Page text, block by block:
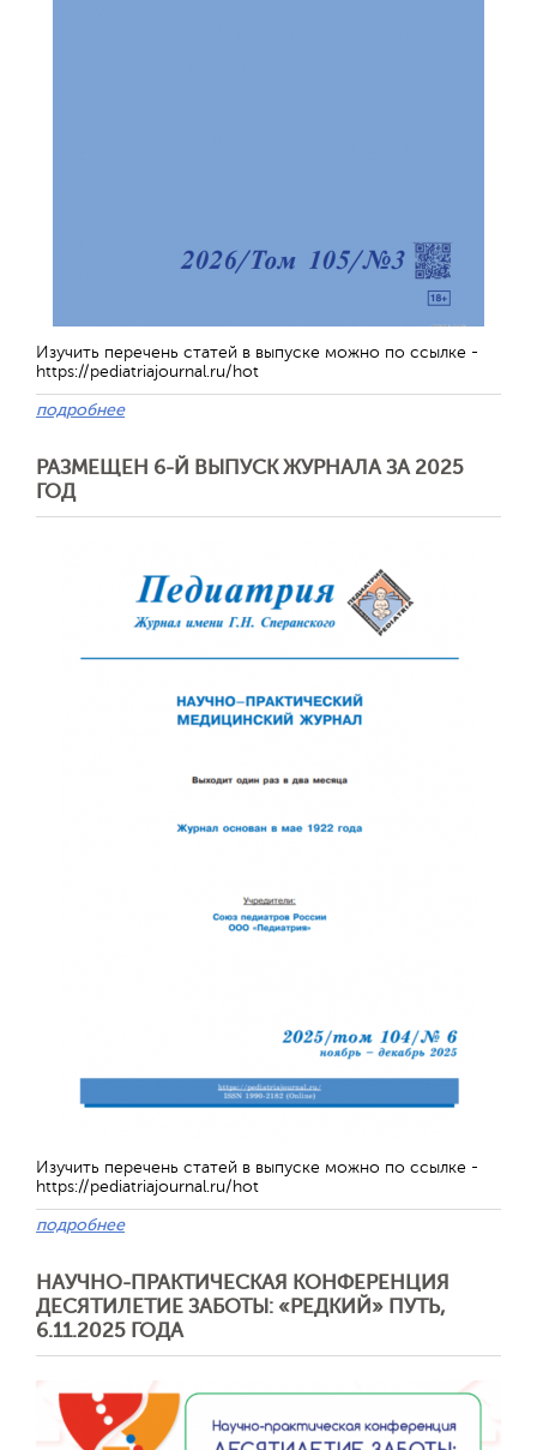
Изучить перечень статей в выпуске можно по ссылке -
https://pediatriajournal.ru/hot
подробнее
РАЗМЕЩЕН 6-Й ВЫПУСК ЖУРНАЛА ЗА 2025
ГОД
Изучить перечень статей в выпуске можно по ссылке -
https://pediatriajournal.ru/hot
подробнее
НАУЧНО-ПРАКТИЧЕСКАЯ КОНФЕРЕНЦИЯ
ДЕСЯТИЛЕТИЕ ЗАБОТЫ: «РЕДКИЙ» ПУТЬ,
6.11.2025 ГОДА